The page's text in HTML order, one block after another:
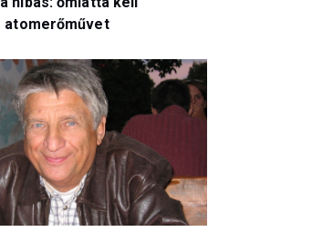
atomerőművet